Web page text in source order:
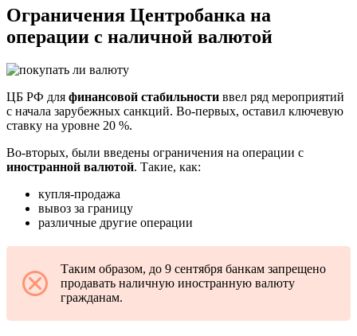
Ограничения Центробанка на
операции с наличной валютой
ЦБ РФ для финансовой стабильности ввел ряд мероприятий
с начала зарубежных санкций. Во-первых, оставил ключевую
ставку на уровне 20 %.
Во-вторых, были введены ограничения на операции с
иностранной валютой. Такие, как:
купля-продажа
вывоз за границу
различные другие операции
Таким образом, до 9 сентября банкам запрещено
продавать наличную иностранную валюту
гражданам.